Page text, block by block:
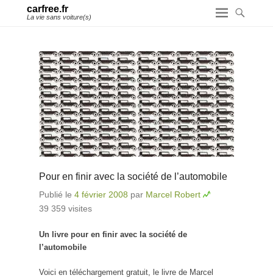
carfree.fr
La vie sans voiture(s)
Pour en finir avec la société de l’automobile
Publié le 4 février 2008 par Marcel Robert
39 359 visites
Un livre pour en finir avec la société de
l’automobile
Voici en téléchargement gratuit, le livre de Marcel